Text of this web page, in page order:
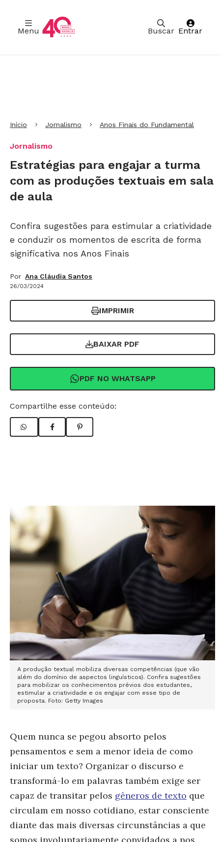
Buscar
Menu Entrar
Início Jornalismo Anos Finais do Fundamental
Jornalismo
Estratégias para engajar a turma
com as produções textuais em sala
de aula
Confira sugestões para estimular a criatividade
e conduzir os momentos de escrita de forma
significativa nos Anos Finais
Por Ana Cláudia Santos
26/03/2024
IMPRIMIR
BAIXAR PDF
PDF NO WHATSAPP
Compartilhe esse conteúdo:
A produção textual mobiliza diversas competências (que vão
além do domínio de aspectos linguísticos). Confira sugestões
para mobilizar os conhecimentos prévios dos estudantes,
estimular a criatividade e os engajar com esse tipo de
proposta. Foto: Getty Images
Quem nunca se pegou absorto pelos
pensamentos e sem a menor ideia de como
iniciar um texto? Organizar o discurso e
transformá-lo em palavras também exige ser
capaz de transitar pelos gêneros de texto que
circulam em nosso cotidiano, estar consciente
diante das mais diversas circunstâncias a que
somos involuntariamente convidados a nos